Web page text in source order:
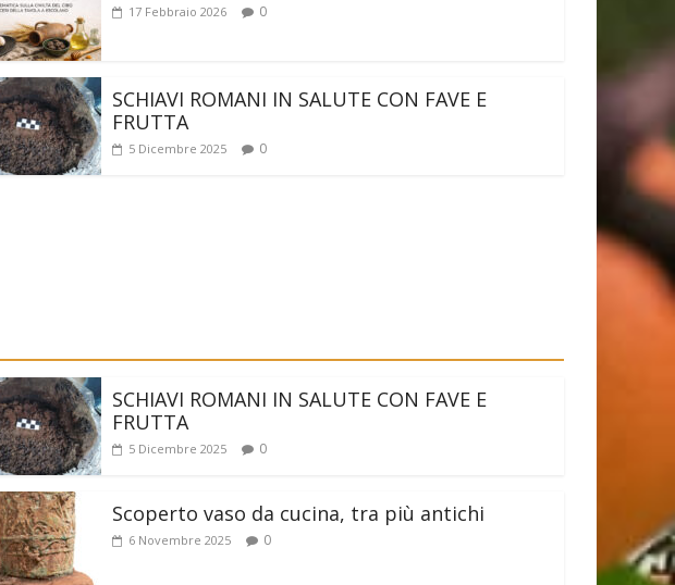
17 Febbraio 2026 0
SCHIAVI ROMANI IN SALUTE CON FAVE E
FRUTTA
5 Dicembre 2025 0
SCHIAVI ROMANI IN SALUTE CON FAVE E
FRUTTA
5 Dicembre 2025 0
Scoperto vaso da cucina, tra più antichi
6 Novembre 2025 0